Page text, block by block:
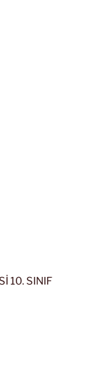
10. SINIF